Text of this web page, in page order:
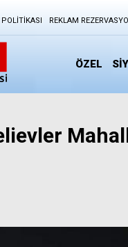
POLITIKASI REKLAM
ÖZEL